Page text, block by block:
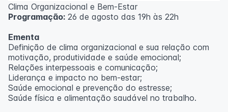
Clima Organizacional e Bem-Estar
Programação: 26 de agosto das 19h às 22h
Ementa
Definição de clima organizacional e sua relação com
motivação, produtividade e saúde emocional;
Relações interpessoais e comunicação;
Liderança e impacto no bem-estar;
Saúde emocional e prevenção do estresse;
Saúde física e alimentação saudável no trabalho.